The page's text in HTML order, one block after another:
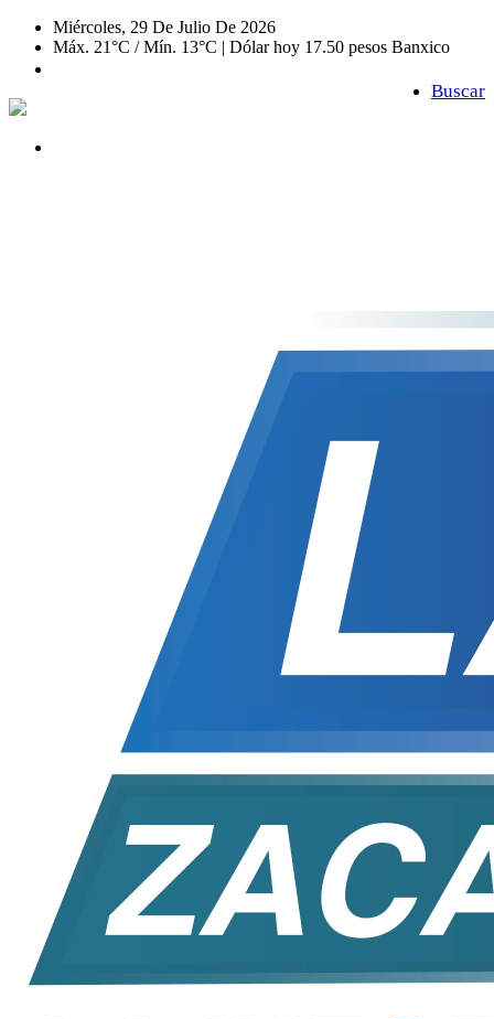
Miércoles, 29 De Julio De 2026
Máx. 21°C / Mín. 13°C | Dólar hoy 17.50 pesos Banxico
Buscar